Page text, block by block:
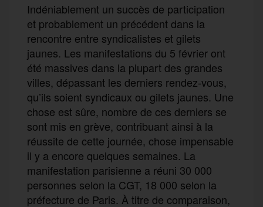
Indéniablement un succès de participation
et probablement un précédent dans la
rencontre entre syndicalistes et gilets
jaunes. Les manifestations du 5 février ont
été massives dans la plupart des grandes
villes, dépassant les derniers rendez-vous,
qu’ils soient syndicaux ou gilets jaunes. Une
chose est sûre, nombre de ces derniers se
sont mis en grève, contribuant ainsi à la
réussite de cette journée, chose impensable
il y a encore quelques semaines. La
manifestation parisienne a réuni 30 000
personnes selon la CGT, 18 000 selon la
préfecture de Paris. À titre de comparaison,